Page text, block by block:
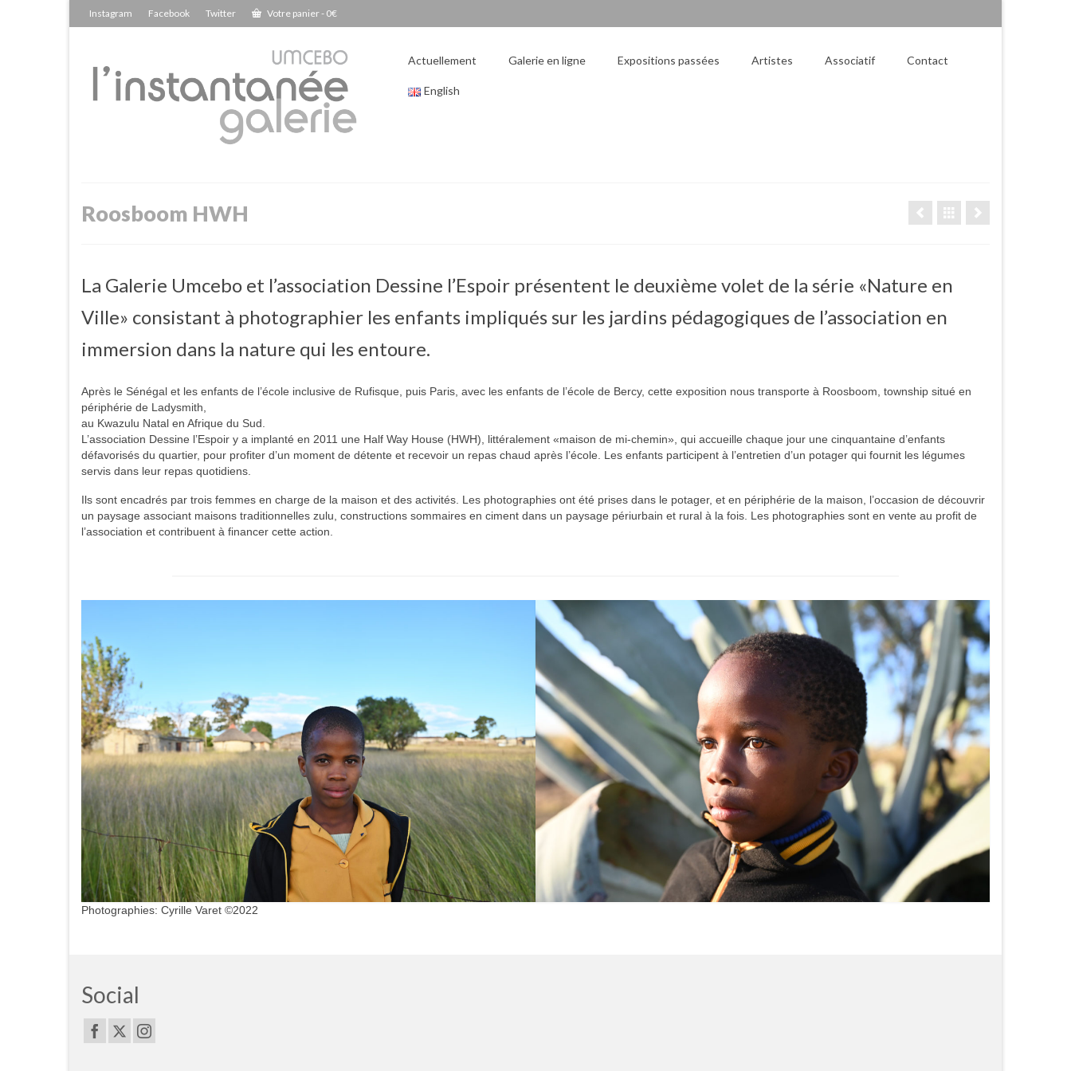
Instagram Facebook Twitter Votre panier- 0€
Actuellement Galerie en ligne Expositions passées Artistes Associatif Contact
English
Roosboom HWH
La Galerie Umcebo et l’association Dessine l’Espoir présentent le deuxième volet de la série «Nature en
Ville» consistant à photographier les enfants impliqués sur les jardins pédagogiques de l’association en
immersion dans la nature qui les entoure.
Après le Sénégal et les enfants de l’école inclusive de Rufisque, puis Paris, avec les enfants de l’école de Bercy, cette exposition nous transporte à Roosboom, township situé en
périphérie de Ladysmith,
au Kwazulu Natal en Afrique du Sud.
L’association Dessine l’Espoir y a implanté en 2011 une Half Way House (HWH), littéralement «maison de mi-chemin», qui accueille chaque jour une cinquantaine d’enfants
défavorisés du quartier, pour profiter d’un moment de détente et recevoir un repas chaud après l’école. Les enfants participent à l’entretien d’un potager qui fournit les légumes
servis dans leur repas quotidiens.
Ils sont encadrés par trois femmes en charge de la maison et des activités. Les photographies ont été prises dans le potager, et en périphérie de la maison, l’occasion de découvrir
un paysage associant maisons traditionnelles zulu, constructions sommaires en ciment dans un paysage périurbain et rural à la fois. Les photographies sont en vente au profit de
l’association et contribuent à financer cette action.
Photographies: Cyrille Varet ©2022
Social